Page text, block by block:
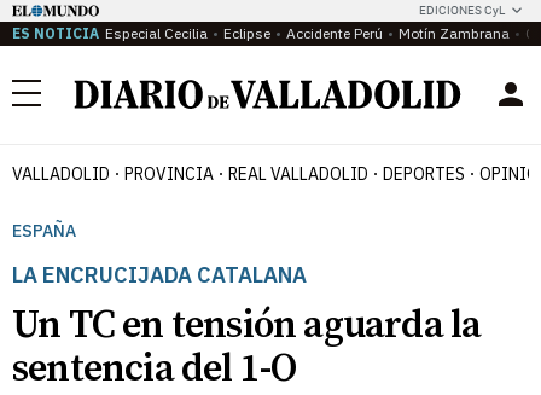
EDICIONES CyL
ES NOTICIA Especial Cecilia Eclipse Accidente Perú Motín Zambrana
Menú
VALLADOLID PROVINCIA REAL VALLADOLID DEPORTES
ESPAÑA
LA ENCRUCIJADA CATALANA
Un TC en tensión aguarda la
sentencia del 1-O